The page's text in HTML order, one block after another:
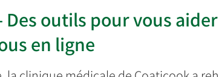
Des outils pour vous
en ligne